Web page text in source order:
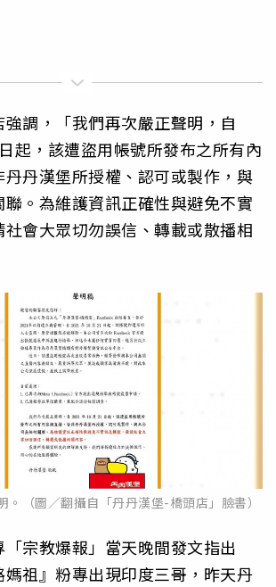
調，「我們再次嚴正聲明，自
起，該遭盜用帳號所發布之所有內
丹漢堡所授權、認可或製作，與
。為維護資訊正確性與避免不實
會大眾切勿誤信、轉載或散播相
。（圖／翻攝自「丹丹漢堡-橋頭店」臉書）
宗教爆報」當天晚間發文指出
媽祖』粉專出現印度三哥，昨天丹